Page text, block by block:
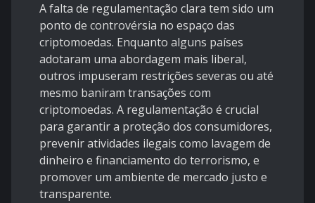
A falta de regulamentação clara tem sido um
ponto de controvérsia no espaço das
criptomoedas. Enquanto alguns países
adotaram uma abordagem mais liberal,
outros impuseram restrições severas ou até
mesmo baniram transações com
criptomoedas. A regulamentação é crucial
para garantir a proteção dos consumidores,
prevenir atividades ilegais como lavagem de
dinheiro e financiamento do terrorismo, e
promover um ambiente de mercado justo e
transparente.